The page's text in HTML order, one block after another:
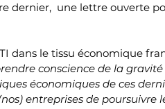
dernier,  une lettre ouverte
dans le tissu économique
conscience de la
économiques de ces
entreprises de poursuivre